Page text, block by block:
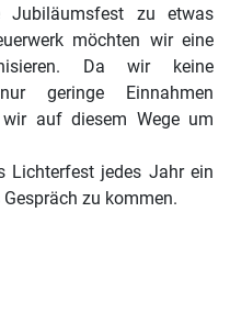
Jubiläumsfest zu etwas
möchten wir eine
Da wir keine
geringe Einnahmen
wir auf diesem Wege um
Lichterfest jedes Jahr ein
zu kommen.